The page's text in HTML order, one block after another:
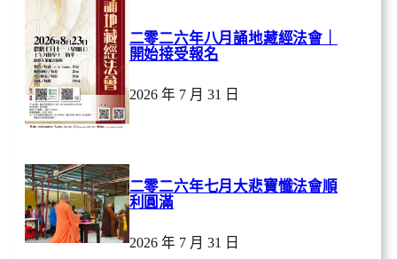
二零二六年八月誦地藏經法會｜
開始接受報名
2026 年 7 月 31 日
二零二六年七月大悲寶懺法會順
利圓滿
2026 年 7 月 31 日